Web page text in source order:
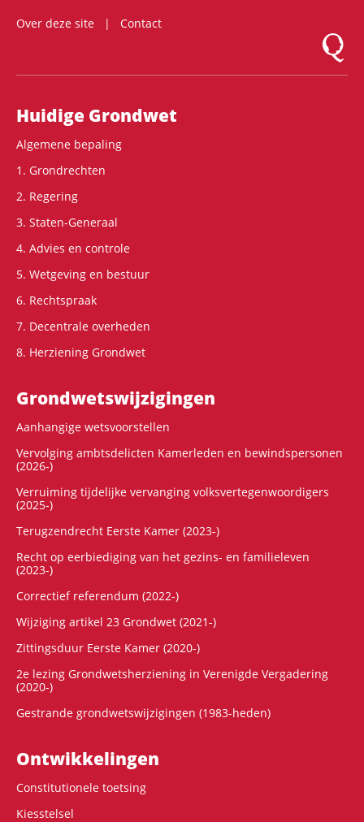
Over deze site
Contact
Logo
Hoofdnavigatie
Huidige Grondwet
Algemene bepaling
1. Grondrechten
2. Regering
3. Staten-Generaal
4. Advies en controle
5. Wetgeving en bestuur
6. Rechtspraak
7. Decentrale overheden
8. Herziening Grondwet
Grondwets­wijzigingen
Aanhangige wetsvoorstellen
Vervolging ambtsdelicten Kamerleden en bewindspersonen
(2026-)
Verruiming tijdelijke vervanging volksvertegenwoordigers
(2025-)
Terugzendrecht Eerste Kamer (2023-)
Recht op eerbiediging van het gezins- en familieleven
(2023-)
Correctief referendum (2022-)
Wijziging artikel 23 Grondwet (2021-)
Zittingsduur Eerste Kamer (2020-)
2e lezing Grondwetsherziening in Verenigde Vergadering
(2020-)
Gestrande grondwetswijzigingen (1983-heden)
Ontwikke­lingen
Constitutionele toetsing
Kiesstelsel